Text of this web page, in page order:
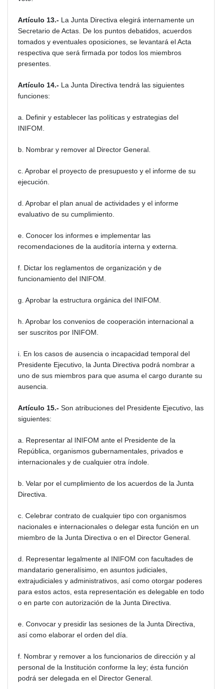
Artículo 13.- La Junta Directiva elegirá internamente un
Secretario de Actas. De los puntos debatidos, acuerdos
tomados y eventuales oposiciones, se levantará el Acta
respectiva que será firmada por todos los miembros
presentes.
Artículo 14.- La Junta Directiva tendrá las siguientes
funciones:
a. Definir y establecer las políticas y estrategias del
INIFOM.
b. Nombrar y remover al Director General.
c. Aprobar el proyecto de presupuesto y el informe de su
ejecución.
d. Aprobar el plan anual de actividades y el informe
evaluativo de su cumplimiento.
e. Conocer los informes e implementar las
recomendaciones de la auditoría interna y externa.
f. Dictar los reglamentos de organización y de
funcionamiento del INIFOM.
g. Aprobar la estructura orgánica del INIFOM.
h. Aprobar los convenios de cooperación internacional a
ser suscritos por INIFOM.
i. En los casos de ausencia o incapacidad temporal del
Presidente Ejecutivo, la Junta Directiva podrá nombrar a
uno de sus miembros para que asuma el cargo durante su
ausencia.
Artículo 15.- Son atribuciones del Presidente Ejecutivo, las
siguientes:
a. Representar al INIFOM ante el Presidente de la
República, organismos gubernamentales, privados e
internacionales y de cualquier otra índole.
b. Velar por el cumplimiento de los acuerdos de la Junta
Directiva.
c. Celebrar contrato de cualquier tipo con organismos
nacionales e internacionales o delegar esta función en un
miembro de la Junta Directiva o en el Director General.
d. Representar legalmente al INIFOM con facultades de
mandatario generalísimo, en asuntos judiciales,
extrajudiciales y administrativos, así como otorgar poderes
para estos actos, esta representación es delegable en todo
o en parte con autorización de la Junta Directiva.
e. Convocar y presidir las sesiones de la Junta Directiva,
así como elaborar el orden del día.
f. Nombrar y remover a los funcionarios de dirección y al
personal de la Institución conforme la ley; ésta función
podrá ser delegada en el Director General.